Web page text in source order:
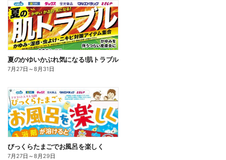
夏のかゆいかぶれ気になる!肌トラブル
7月27日 ～8月31日
びっくらたまごでお風呂を楽しく
7月27日 ～8月29日